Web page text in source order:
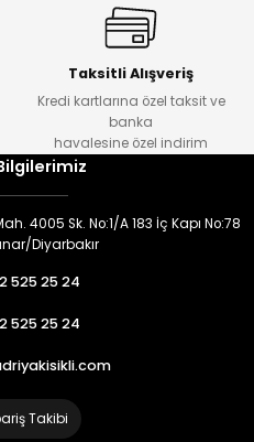
Taksitli Alışveriş
Kredi kartlarına özel taksit ve
banka
havalesine özel indirim
4005 Sk. No:1/A 183 İç Kapı No:78
Diyarbakır
525 25 24
525 25 24
Takibi